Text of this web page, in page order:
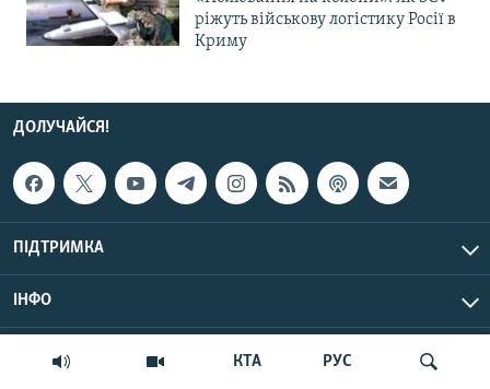
КТА РУС
ріжуть військову логістику Росії в
Криму
ДОЛУЧАЙСЯ!
ПІДТРИМКА
ІНФО
© Крим.Реалії, 2026 | Усі права застережено.